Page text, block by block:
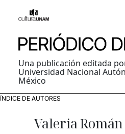
Una publicación editada
Universidad Nacional
México
ÍNDICE DE AUTORES
Valeria